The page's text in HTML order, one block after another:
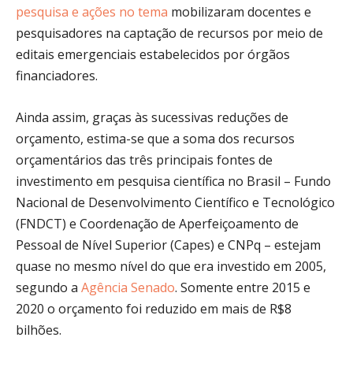
pesquisa e ações no tema mobilizaram docentes e
pesquisadores na captação de recursos por meio de
editais emergenciais estabelecidos por órgãos
financiadores.
Ainda assim, graças às sucessivas reduções de
orçamento, estima-se que a soma dos recursos
orçamentários das três principais fontes de
investimento em pesquisa científica no Brasil – Fundo
Nacional de Desenvolvimento Científico e Tecnológico
(FNDCT) e Coordenação de Aperfeiçoamento de
Pessoal de Nível Superior (Capes) e CNPq – estejam
quase no mesmo nível do que era investido em 2005,
segundo a Agência Senado. Somente entre 2015 e
2020 o orçamento foi reduzido em mais de R$8
bilhões.